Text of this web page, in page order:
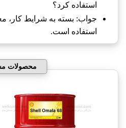
استفاده کرد؟
استفاده است.
محصولات